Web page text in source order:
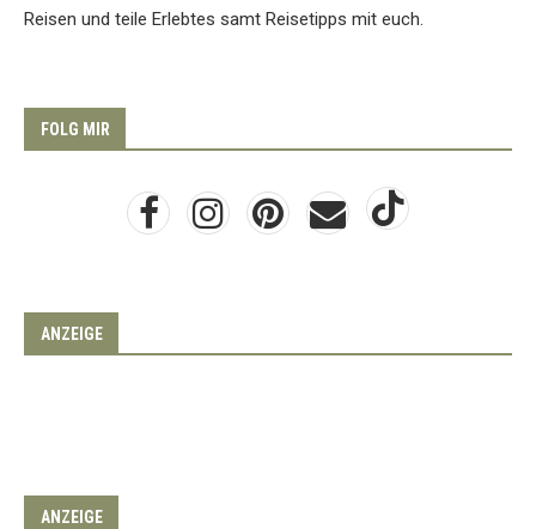
Reisen und teile Erlebtes samt Reisetipps mit euch.
FOLG MIR
ANZEIGE
ANZEIGE